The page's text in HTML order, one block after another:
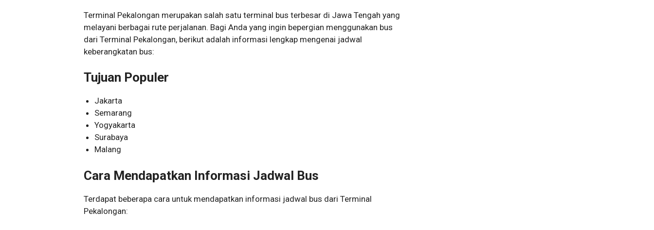
Terminal Pekalongan merupakan salah satu terminal bus terbesar di Jawa Tengah yang
melayani berbagai rute perjalanan. Bagi Anda yang ingin bepergian menggunakan bus
dari Terminal Pekalongan, berikut adalah informasi lengkap mengenai jadwal
keberangkatan bus:
Tujuan Populer
Jakarta
Semarang
Yogyakarta
Surabaya
Malang
Cara Mendapatkan Informasi Jadwal Bus
Terdapat beberapa cara untuk mendapatkan informasi jadwal bus dari Terminal
Pekalongan: